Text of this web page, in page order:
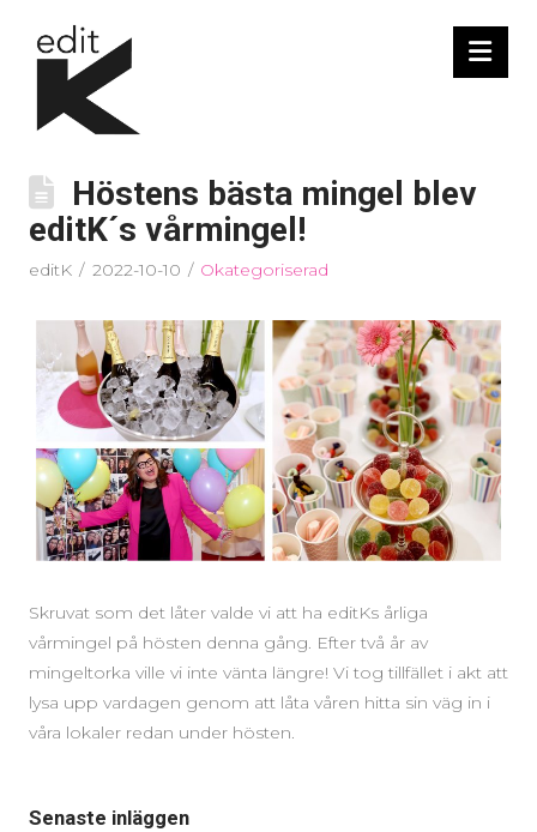
Höstens bästa mingel blev
editK´s vårmingel!
editK 2022-10-10 Okategoriserad
Skruvat som det låter valde vi att ha editKs årliga
vårmingel på hösten denna gång. Efter två år av
mingeltorka ville vi inte vänta längre! Vi tog tillfället i akt att
lysa upp vardagen genom att låta våren hitta sin väg in i
våra lokaler redan under hösten.
Senaste inläggen